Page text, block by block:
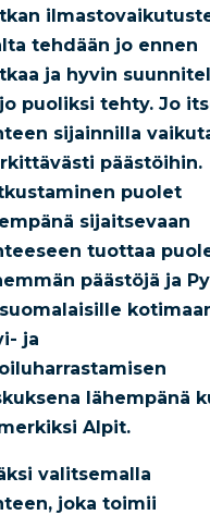
tehdään jo ennen
ja hyvin
puoliksi tehty. Jo
sijainnilla
päästöihin.
puolet
sijaitsevaan
tuottaa
päästöjä ja
ja
lähempänä
Alpit.
valitsemalla
joka toimii